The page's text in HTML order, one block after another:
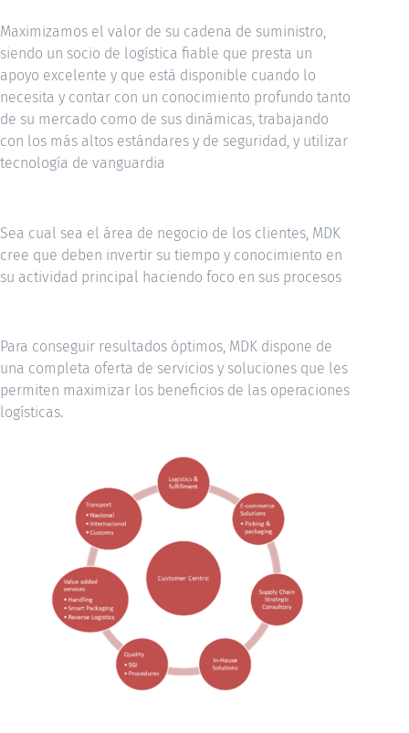
Maximizamos el valor de su cadena de suministro,
siendo un socio de logística fiable que presta un
apoyo excelente y que está disponible cuando lo
necesita y contar con un conocimiento profundo tanto
de su mercado como de sus dinámicas, trabajando
con los más altos estándares y de seguridad, y utilizar
tecnología de vanguardia
Sea cual sea el área de negocio de los clientes, MDK
cree que deben invertir su tiempo y conocimiento en
su actividad principal haciendo foco en sus procesos
Para conseguir resultados óptimos, MDK dispone de
una completa oferta de servicios y soluciones que les
permiten maximizar los beneficios de las operaciones
logísticas.